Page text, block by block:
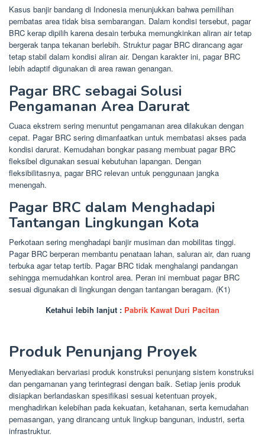
Kasus banjir bandang di Indonesia menunjukkan bahwa pemilihan
pembatas area tidak bisa sembarangan. Dalam kondisi tersebut, pagar
BRC kerap dipilih karena desain terbuka memungkinkan aliran air tetap
bergerak tanpa tekanan berlebih. Struktur pagar BRC dirancang agar
tetap stabil dalam kondisi aliran air. Dengan karakter ini, pagar BRC
lebih adaptif digunakan di area rawan genangan.
Pagar BRC sebagai Solusi
Pengamanan Area Darurat
Cuaca ekstrem sering menuntut pengamanan area dilakukan dengan
cepat. Pagar BRC sering dimanfaatkan untuk membatasi akses pada
kondisi darurat. Kemudahan bongkar pasang membuat pagar BRC
fleksibel digunakan sesuai kebutuhan lapangan. Dengan
fleksibilitasnya, pagar BRC relevan untuk penggunaan jangka
menengah.
Pagar BRC dalam Menghadapi
Tantangan Lingkungan Kota
Perkotaan sering menghadapi banjir musiman dan mobilitas tinggi.
Pagar BRC berperan membantu penataan lahan, saluran air, dan ruang
terbuka agar tetap tertib. Pagar BRC tidak menghalangi pandangan
sehingga memudahkan kontrol area. Peran ini membuat pagar BRC
sesuai digunakan di lingkungan dengan tantangan beragam. (K1)
Ketahui lebih lanjut : Pabrik Kawat Duri Pacitan
Produk Penunjang Proyek
Menyediakan bervariasi produk konstruksi penunjang sistem konstruksi
dan pengamanan yang terintegrasi dengan baik. Setiap jenis produk
disiapkan berlandaskan spesifikasi sesuai ketentuan proyek,
menghadirkan kelebihan pada kekuatan, ketahanan, serta kemudahan
pemasangan, yang dirancang untuk lingkup bangunan, industri, serta
infrastruktur.